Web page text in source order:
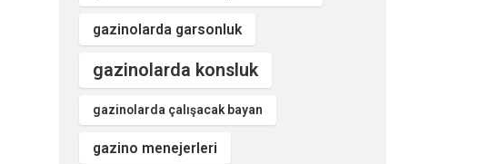
gazinolarda garsonluk
gazinolarda konsluk
gazinolarda çalışacak bayan
gazino menejerleri